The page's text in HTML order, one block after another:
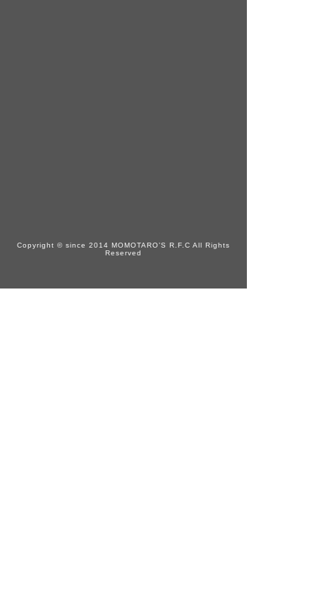
Copyright © since 2014 MOMOTARO’S R.F.C All Rights
Reserved